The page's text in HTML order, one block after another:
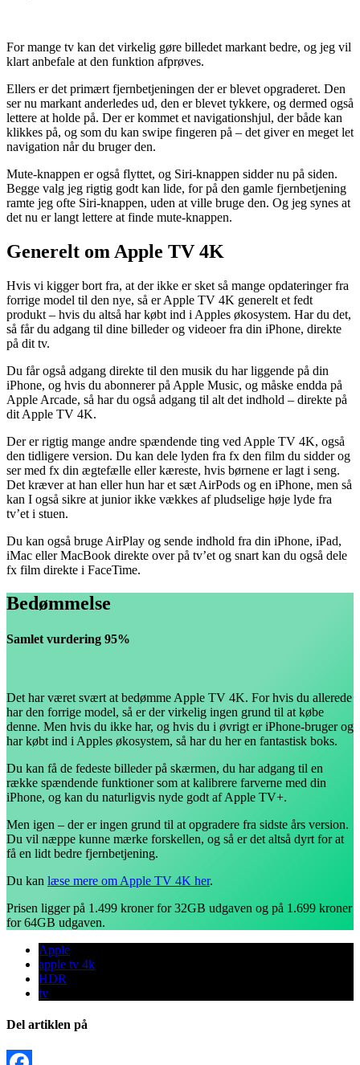
For mange tv kan det virkelig gøre billedet markant bedre, og jeg vil
klart anbefale at den funktion afprøves.
Ellers er det primært fjernbetjeningen der er blevet opgraderet. Den
ser nu markant anderledes ud, den er blevet tykkere, og dermed også
lettere at holde på. Der er kommet et navigationshjul, der både kan
klikkes på, og som du kan swipe fingeren på – det giver en meget let
navigation når du bruger den.
Mute-knappen er også flyttet, og Siri-knappen sidder nu på siden.
Begge valg jeg rigtig godt kan lide, for på den gamle fjernbetjening
ramte jeg ofte Siri-knappen, uden at ville bruge den. Og jeg synes at
det nu er langt lettere at finde mute-knappen.
Generelt om Apple TV 4K
Hvis vi kigger bort fra, at der ikke er sket så mange opdateringer fra
forrige model til den nye, så er Apple TV 4K generelt et fedt
produkt – hvis du altså har købt ind i Apples økosystem. Har du det,
så får du adgang til dine billeder og videoer fra din iPhone, direkte
på dit tv.
Du får også adgang direkte til den musik du har liggende på din
iPhone, og hvis du abonnerer på Apple Music, og måske endda på
Apple Arcade, så har du også adgang til alt det indhold – direkte på
dit Apple TV 4K.
Der er rigtig mange andre spændende ting ved Apple TV 4K, også
den tidligere version. Du kan dele lyden fra fx den film du sidder og
ser med fx din ægtefælle eller kæreste, hvis børnene er lagt i seng.
Det kræver at han eller hun har et sæt AirPods og en iPhone, men så
kan I også sikre at junior ikke vækkes af pludselige høje lyde fra
tv’et i stuen.
Du kan også bruge AirPlay og sende indhold fra din iPhone, iPad,
iMac eller MacBook direkte over på tv’et og snart kan du også dele
fx film direkte i FaceTime.
Bedømmelse
Samlet vurdering 95%
Det har været svært at bedømme Apple TV 4K. For hvis du allerede
har den forrige model, så er der virkelig ingen grund til at købe
denne. Men hvis du ikke har, og hvis du i øvrigt er iPhone-bruger og
har købt ind i Apples økosystem, så har du her en fantastisk boks.
Du kan få de fedeste billeder på skærmen, du har adgang til en
række spændende funktioner som at kalibrere farverne med din
iPhone, og kan du naturligvis nyde godt af Apple TV+.
Men igen – der er ingen grund til at opgradere fra sidste års version.
Du vil næppe kunne mærke forskellen, og så er det altså dyrt for at
få en lidt bedre fjernbetjening.
Du kan læse mere om Apple TV 4K her.
Prisen ligger på 1.499 kroner for 32GB udgaven og på 1.699 kroner
for 64GB udgaven.
Apple
apple tv 4k
HDR
tv
Del artiklen på